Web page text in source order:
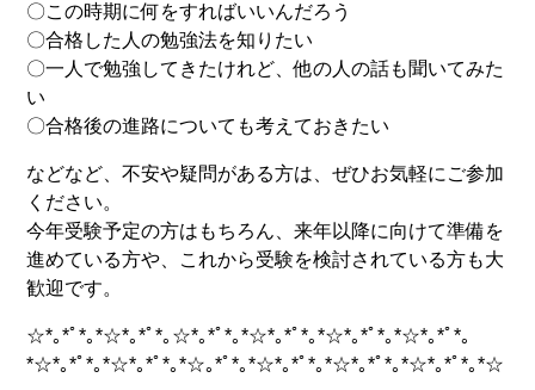
〇この時期に何をすればいいんだろう
〇合格した人の勉強法を知りたい
〇一人で勉強してきたけれど、他の人の話も聞いてみた
い
〇合格後の進路についても考えておきたい
などなど、不安や疑問がある方は、ぜひお気軽にご参加
ください。
今年受験予定の方はもちろん、来年以降に向けて準備を
進めている方や、これから受験を検討されている方も大
歓迎です。
☆*｡*ﾟ*｡*☆*｡*ﾟ*｡☆*｡*ﾟ*｡*☆*｡*ﾟ*｡*☆*｡*ﾟ*｡*☆*｡*ﾟ*｡
*☆*｡*ﾟ*｡*☆*｡*ﾟ*｡*☆｡*ﾟ*｡*☆*｡*ﾟ*｡*☆*｡*ﾟ*｡*☆*｡*ﾟ*｡*☆